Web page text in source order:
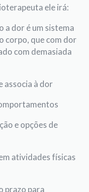
ele irá:
a dor é um sistema
corpo, que com dor
com demasiada
associa à dor
e opções de
atividades físicas
prazo para